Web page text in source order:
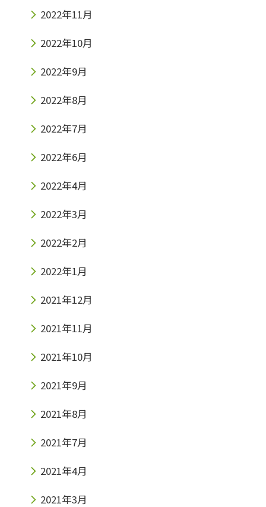
2022年11月
2022年10月
2022年9月
2022年8月
2022年7月
2022年6月
2022年4月
2022年3月
2022年2月
2022年1月
2021年12月
2021年11月
2021年10月
2021年9月
2021年8月
2021年7月
2021年4月
2021年3月